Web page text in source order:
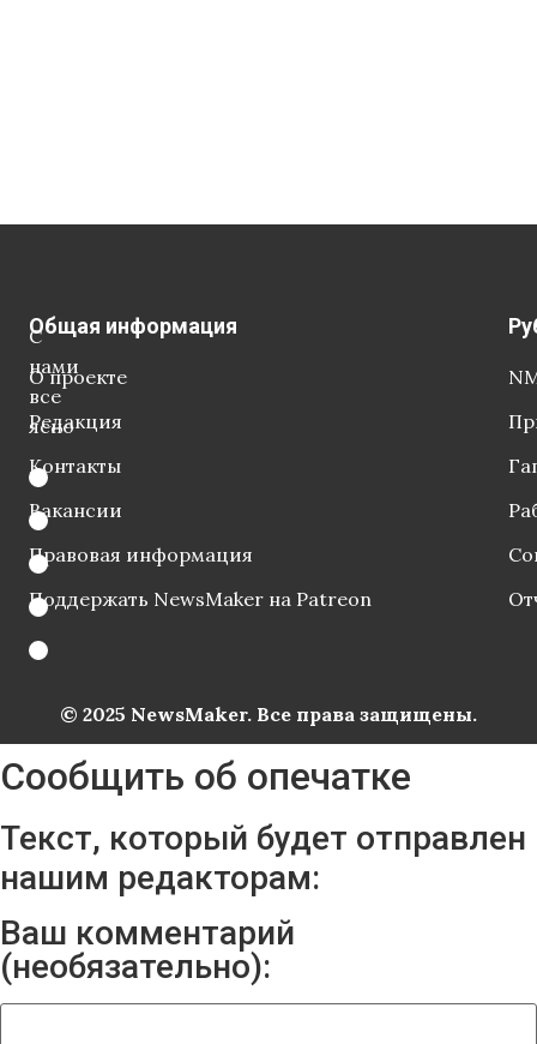
С
нами
все
ясно
Общая информация
О проекте
Редакция
Контакты
Вакансии
Правовая информация
Поддержать NewsMaker на Patreon
© 2025 NewsMaker. Все права защищены.
Сообщить об опечатке
Текст, который будет отправлен
нашим редакторам:
Ваш комментарий
(необязательно):